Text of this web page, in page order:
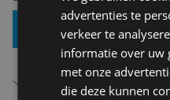
Add To
Free shipping (depending
Starting From €75,00
advertenties te
verkeer te
informatie over uw
met onze
die deze kunnen